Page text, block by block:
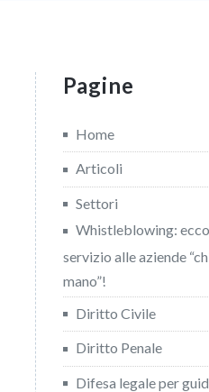
Pagine
Home
Articoli
Settori
Whistleblowing:
servizio alle aziende
mano”!
Diritto Civile
Diritto Penale
Difesa legale per